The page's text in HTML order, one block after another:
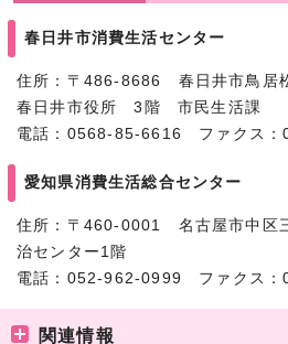
春日井市消費生活センター
住所：〒486-8686 春日井市鳥居
春日井市役所 3階 市民生活課
電話：0568-85-6616 ファクス：
愛知県消費生活総合センター
住所：〒460-0001 名古屋市中区
治センター1階
電話：052-962-0999 ファクス：
関連情報